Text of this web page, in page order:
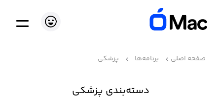
صفحه اصلی برنامه‌ها پزشکی
دسته‌بندی پزشکی